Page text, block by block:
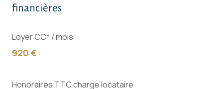
financières
Loyer CC* / mois
920 €
Honoraires TTC charge locataire